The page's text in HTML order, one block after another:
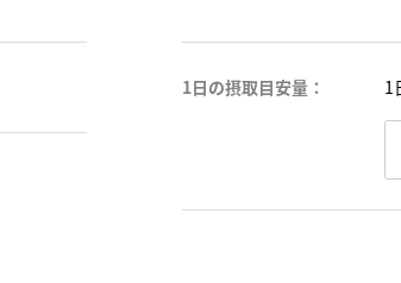
1日の摂取目安量： 1